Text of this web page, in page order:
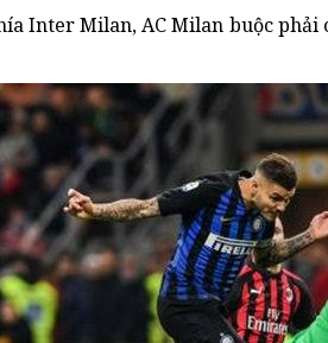
Inter Milan, AC Milan buộc